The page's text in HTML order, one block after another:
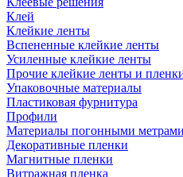
Клей
Клейкие ленты
Вспененные клейкие ленты
Усиленные клейкие ленты
Прочие клейкие ленты и
Упаковочные материалы
Пластиковая фурнитура
Профили
Материалы погонными метрами
Декоративные пленки
Магнитные пленки
Витражная пленка